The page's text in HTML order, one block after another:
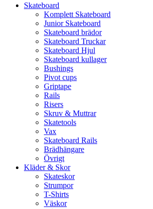
Skateboard
Komplett Skateboard
Junior Skateboard
Skateboard brädor
Skateboard Truckar
Skateboard Hjul
Skateboard kullager
Bushings
Pivot cups
Griptape
Rails
Risers
Skruv & Muttrar
Skatetools
Vax
Skateboard Rails
Brädhängare
Övrigt
Kläder & Skor
Skateskor
Strumpor
T-Shirts
Väskor